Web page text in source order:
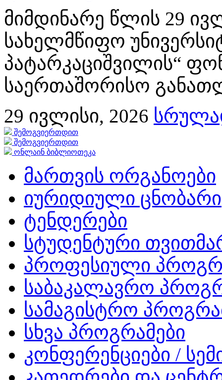
მიმდინარე წლის 29
სახელმწიფო
პატარკაციშვილის“
საერთაშორისო
29 ივლისი, 2026
შემოგვიერთდით
შემოგვიერთდით
ონლაინ ბიბლიოთეკა
მართვის ორგანოები
იურიდიული ცნობარი
ტენდერები
სტუდენტური
პროფესიული
საბაკალავრო
სამაგისტრო
სხვა პროგრამები
კონფერენციები /